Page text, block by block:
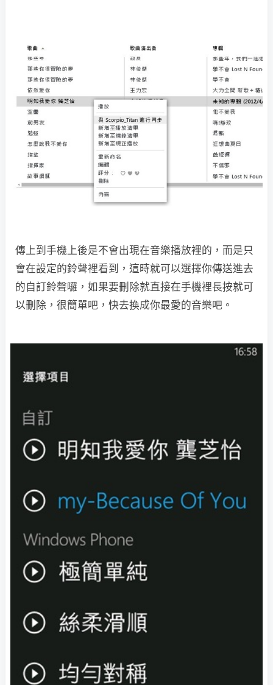
傳上到手機上後是不會出現在音樂播放裡的，而是只
會在設定的鈴聲裡看到，這時就可以選擇你傳送進去
的自訂鈴聲囉，如果要刪除就直接在手機裡長按就可
以刪除，很簡單吧，快去換成你最愛的音樂吧。